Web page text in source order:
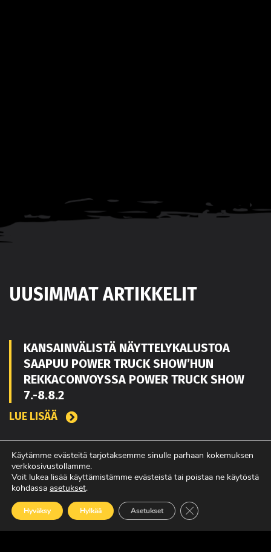
UUSIMMAT ARTIKKELIT
KANSAINVÄLISTÄ NÄYTTELYKALUSTOA
SAAPUU POWER TRUCK SHOW’HUN
REKKACONVOYSSA POWER TRUCK SHOW
7.-8.8.2
LUE LISÄÄ
TOUKO KAAKKO VAHVISTAMAAN MATEKON
MYYNTIÄ PIRKANMAALLA
LUE LISÄÄ
Käytämme evästeitä tarjotaksemme sinulle parhaan kokemuksen
verkkosivustollamme.
Voit lukea lisää käyttämistämme evästeistä tai poistaa ne käytöstä
kohdassa asetukset.
Hyväksy Hylkää Asetukset Sulje evästebanneri